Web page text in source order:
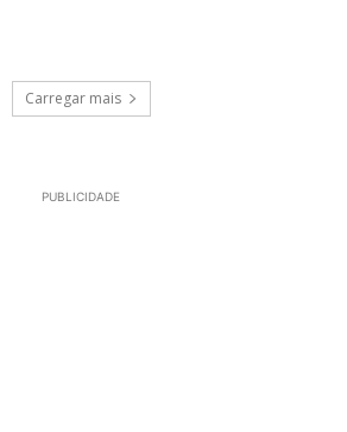
Carregar mais
PUBLICIDADE